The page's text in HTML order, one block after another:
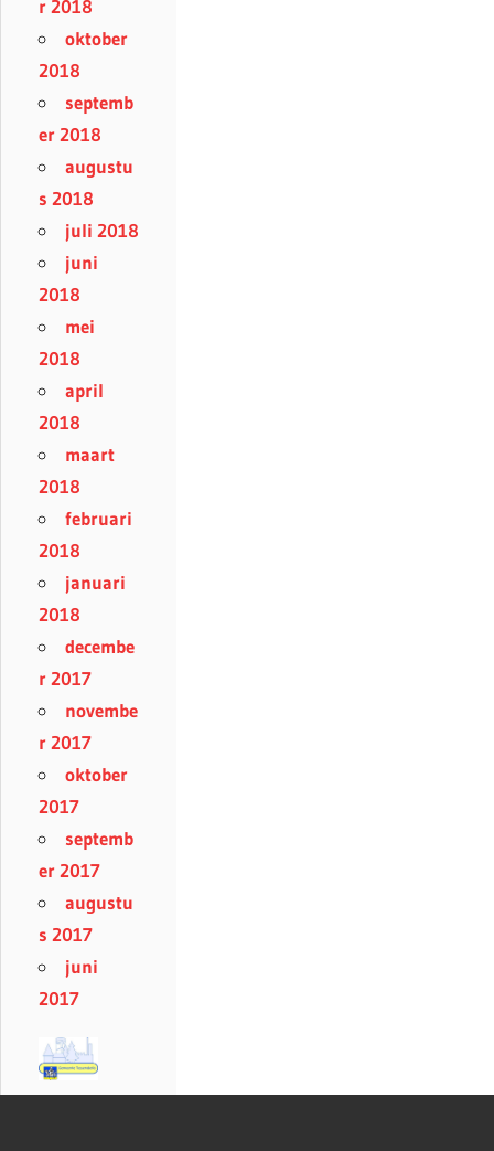
r 2018
oktober
2018
septemb
er 2018
augustu
s 2018
juli 2018
juni
2018
mei
2018
april
2018
maart
2018
februari
2018
januari
2018
decembe
r 2017
novembe
r 2017
oktober
2017
septemb
er 2017
augustu
s 2017
juni
2017